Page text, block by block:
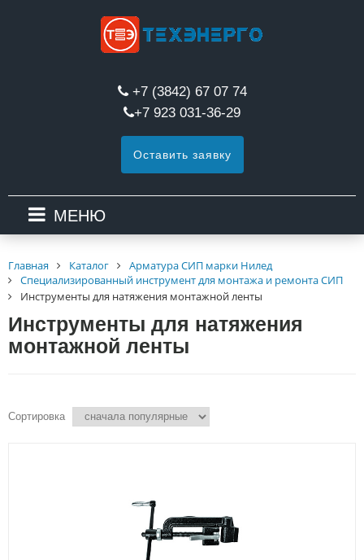
+7 (3842) 67 07 74
+7 923 031-36-29
Оставить заявку
МЕНЮ
Главная Каталог
Арматура СИП марки Нилед
Специализированный инструмент для монтажа и ремонта СИП
Инструменты для натяжения монтажной ленты
Инструменты для натяжения
монтажной ленты
Сортировка